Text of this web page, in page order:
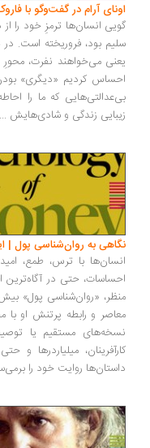
اونای آرام در گفت‌وگو با
گویی انسان‌ها ترمزِ خود را
سلیم بود، فروریخته است.
یعنی می‌خواهند نفرت،
احساس کردیم «دیگری»
بی‌عدالتی‌هایی که ما را
زیبایی زندگی و شادی‌هایش ...
نگاهی به روان‌شناسی پول |
انسان‌ها با ترس، طمع،
احساسات، حتی در آگاه‌ترین
منظر، «روان‌شناسی پول» بیش
معاصر و رابطه پرتنش او با
نسخه‌های مستقیم یا
کارآفرینان، میلیاردرها
داستان‌ها روایت خود را